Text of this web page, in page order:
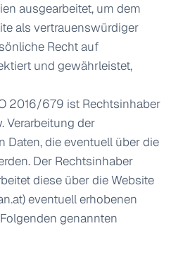
ausgearbeitet, um dem
als vertrauenswürdiger
Recht auf
und gewährleistet,
2016/679 ist Rechtsinhaber
Verarbeitung der
Daten, die eventuell über die
Der Rechtsinhaber
diese über die Website
) eventuell erhobenen
genannten